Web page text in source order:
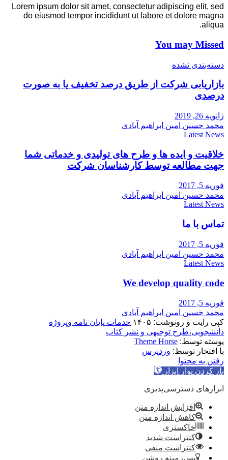
Lorem ipsum dolor sit amet, consectetur adipiscing elit, sed
do eiusmod tempor incididunt ut labore et dolore magna
aliqua.
You may Missed
دسته‌بندی نشده
بازاریابی شرکت از طریق درصد تخفیف یا به صورت
درصدی
ژانویه 26, 2019
محمد حسین امین ابراهیم آبادی
Latest News
خلاقیت و ایده ها و طرح های تولیدی و خدماتی شما
جهت مطالعه توسط کارشناسان شرکت
فوریه 5, 2017
محمد حسین امین ابراهیم آبادی
Latest News
تماس با ما
فوریه 5, 2017
محمد حسین امین ابراهیم آبادی
Latest News
We develop quality code
فوریه 5, 2017
محمد حسین امین ابراهیم آبادی
کپی رایت و رونوشت: ۱۴۰۵
خدمات پایان نامه وپروژه
دانشجویی،طرح توجیهی و نشر کتاب
پوسته توسط: Theme Horse
با افتخار توسط: وردپرس
رفتن به محتوا
باز کردن نوار ابزار
ابزارهای دسترسی‌پذیری
افزایش اندازه متن
کاهش اندازه متن
خاکستری
کنتراست شدید
کنتراست منفی
پس‌زمینه روشن